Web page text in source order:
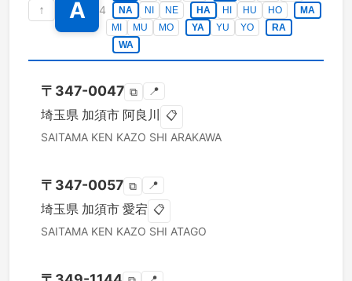
↑ A 4
NA
NI NE HA HI HU HO
MA
MI
MU MO YA YU YO
RA
WA
〒 347-0047 ⧉ 📍
埼玉県 加須市 阿良川 📋
SAITAMA KEN KAZO SHI ARAKAWA
〒 347-0057 ⧉ 📍
埼玉県 加須市 愛宕 📋
SAITAMA KEN KAZO SHI ATAGO